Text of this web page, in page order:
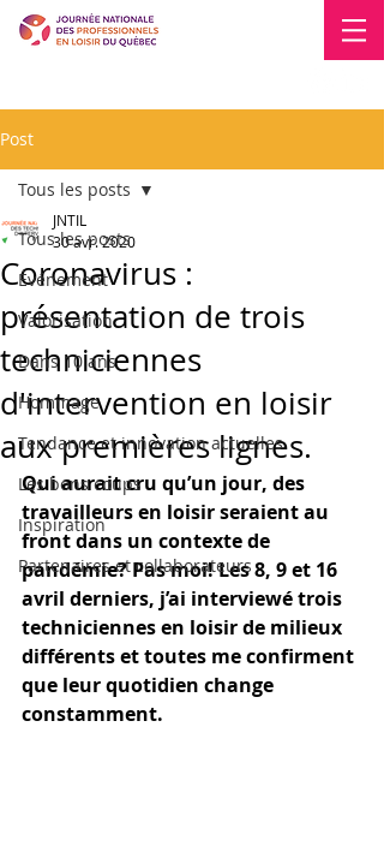
Post
Tous les posts
Événement
Valorisation
Dans 10 ans
Hommage
Tendance et innovation actuelles
Les bons coups
Inspiration
Partenaires et collaborateurs
Tous les posts
Coronavirus :
présentation de trois
techniciennes
d'intervention en loisir
aux premières lignes.
JNTIL
30 avr. 2020
Qui aurait cru qu’un jour, des
travailleurs en loisir seraient au
front dans un contexte de
pandémie? Pas moi! Les 8, 9 et 16
avril derniers, j’ai interviewé trois
techniciennes en loisir de milieux
différents et toutes me confirment
que leur quotidien change
constamment.